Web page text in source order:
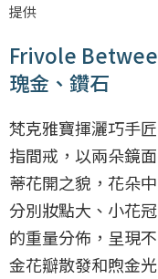
提供
Frivole
瑰金、鑽石
梵克雅寶揮灑巧手
指間戒，以兩朵鏡
蒂花開之貌，花朵
分別妝點大、小花
的重量分佈，呈現
金花瓣散發和煦金